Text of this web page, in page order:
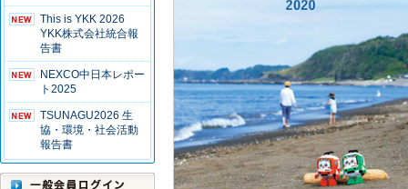
This is YKK 2026
YKK株式会社統合報
告書
NEXCO中日本レポー
ト2025
TSUNAGU2026 生
協・環境・社会活動
報告書